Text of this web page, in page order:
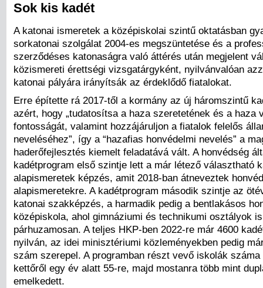
Sok kis kadét
A katonai ismeretek a középiskolai szintű oktatásban
sorkatonai szolgálat 2004-es megszüntetése és a
szerződéses katonaságra való áttérés után megjelent
közismereti érettségi vizsgatárgyként, nyilvánvalóan
katonai pályára irányítsák az érdeklődő fiatalokat.
Erre építette rá 2017-től a kormány az új háromszintű
azért, hogy „tudatosítsa a haza szeretetének és a haza
fontosságát, valamint hozzájáruljon a fiatalok felelős
neveléséhez”, így a “hazafias honvédelmi nevelés” a
haderőfejlesztés kiemelt feladatává vált. A honvédség
kadétprogram első szintje lett a már létező választható
alapismeretek képzés, amit 2018-ban átneveztek
alapismeretekre. A kadétprogram második szintje az
katonai szakképzés, a harmadik pedig a bentlakásos
középiskola, ahol gimnáziumi és technikumi osztályok
párhuzamosan. A teljes HKP-ben 2022-re már 4600
nyilván, az idei minisztériumi közleményekben pedig
szám szerepel. A programban részt vevő iskolák
kettőről egy év alatt 55-re, majd mostanra több mint
emelkedett.